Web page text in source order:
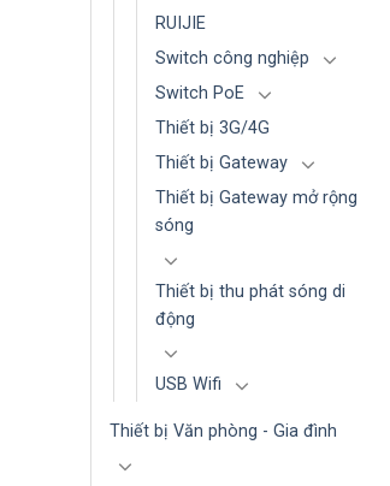
RUIJIE
Switch công nghiệp
Switch PoE
Thiết bị 3G/4G
Thiết bị Gateway
Thiết bị Gateway mở rộng
sóng
Thiết bị thu phát sóng di
động
USB Wifi
Thiết bị Văn phòng - Gia đình